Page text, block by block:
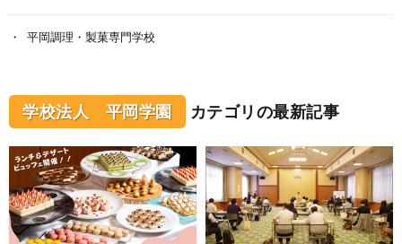
平岡調理・製菓専門学校
学校法人 平岡学園 カテゴリの最新記事